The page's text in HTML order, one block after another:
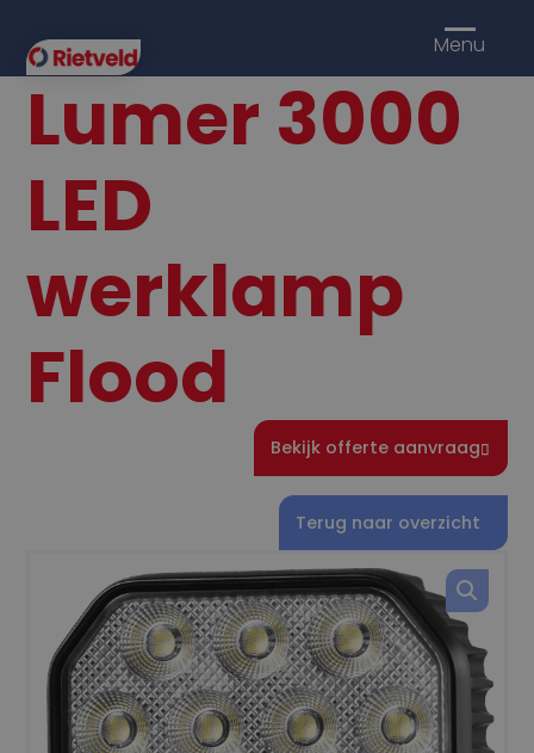
Menu
Lumer 3000
LED
werklamp
Flood
Bekijk offerte aanvraag
Terug naar overzicht